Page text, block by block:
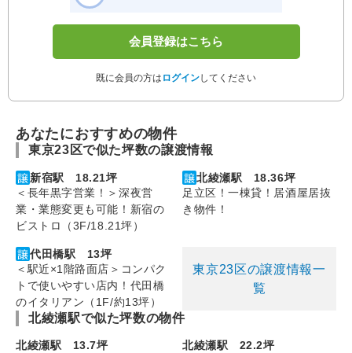
会員登録はこちら
既に会員の方は ログインしてください
あなたにおすすめの物件
東京23区で似た坪数の譲渡情報
新宿駅 18.21坪
＜長年黒字営業！＞深夜営
業・業態変更も可能！新宿の
ビストロ（3F/18.21坪）
北綾瀬駅 18.36坪
足立区！一棟貸！居酒屋居抜
き物件！
代田橋駅 13坪
＜駅近×1階路面店＞コンパク
トで使いやすい店内！代田橋
のイタリアン（1F/約13坪）
東京23区の譲渡情報一
覧
北綾瀬駅で似た坪数の物件
北綾瀬駅 13.7坪
北綾瀬駅 22.2坪